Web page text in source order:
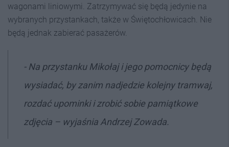
wagonami liniowymi. Zatrzymywać się będą jedynie na
wybranych przystankach, także w Świętochłowicach. Nie
będą jednak zabierać pasażerów.
- Na przystanku Mikołaj i jego pomocnicy będą
wysiadać, by zanim nadjedzie kolejny tramwaj,
rozdać upominki i zrobić sobie pamiątkowe
zdjęcia – wyjaśnia Andrzej Zowada.